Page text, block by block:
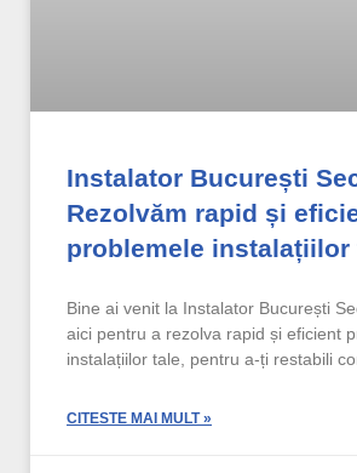
Instalator București
Rezolvăm rapid și
problemele instalațiilor
Bine ai venit la Instalator București
aici pentru a rezolva rapid și eficient
instalațiilor tale, pentru a-ți restabili
CITESTE MAI MULT »